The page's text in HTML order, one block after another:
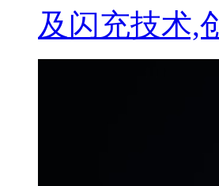
及闪充技术,